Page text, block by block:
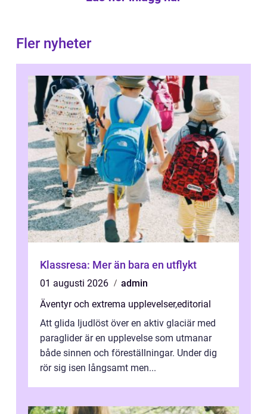
Fler nyheter
Klassresa: Mer än bara en utflykt
01 augusti 2026
admin
Äventyr och extrema upplevelser,editorial
Att glida ljudlöst över en aktiv glaciär med
paraglider är en upplevelse som utmanar
både sinnen och föreställningar. Under dig
rör sig isen långsamt men...